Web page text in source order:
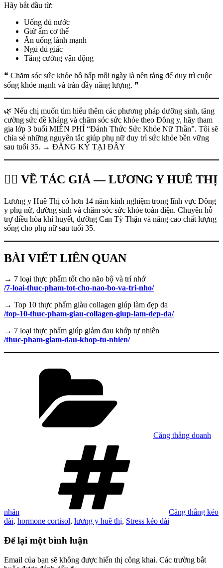
Hãy bắt đầu từ:
Uống đủ nước
Giữ ấm cơ thể
Ăn uống lành mạnh
Ngủ đủ giấc
Tăng cường vận động
❝ Chăm sóc sức khỏe hô hấp mỗi ngày là nền tảng để duy trì cuộc
sống khỏe mạnh và tràn đầy năng lượng. ❞
🌿 Nếu chị muốn tìm hiểu thêm các phương pháp dưỡng sinh, tăng
cường sức đề kháng và chăm sóc sức khỏe theo Đông y, hãy tham
gia lớp 3 buổi MIỄN PHÍ “Đánh Thức Sức Khỏe Nữ Thần”. Tôi sẽ
chia sẻ những nguyên tắc giúp phụ nữ duy trì sức khỏe bền vững
sau tuổi 35. → ĐĂNG KÝ TẠI ĐÂY
👩‍⚕️ VỀ TÁC GIẢ — LƯƠNG Y HUÊ THỊ
Lương y Huê Thị có hơn 14 năm kinh nghiệm trong lĩnh vực Đông
y phụ nữ, dưỡng sinh và chăm sóc sức khỏe toàn diện. Chuyên hỗ
trợ điều hòa khí huyết, dưỡng Can Tỳ Thận và nâng cao chất lượng
sống cho phụ nữ sau tuổi 35.
BÀI VIẾT LIÊN QUAN
→ 7 loại thực phẩm tốt cho não bộ và trí nhớ
/7-loai-thuc-pham-tot-cho-nao-bo-va-tri-nho/
→ Top 10 thực phẩm giàu collagen giúp làm đẹp da
/top-10-thuc-pham-giau-collagen-giup-lam-dep-da/
→ 7 loại thực phẩm giúp giảm đau khớp tự nhiên
/thuc-pham-giam-dau-khop-tu-nhien/
Căng thẳng doanh
nhân
Căng thẳng kéo
dài, hormone cortisol, lương y huê thị, Stress kéo dài
Để lại một bình luận
Email của bạn sẽ không được hiển thị công khai. Các trường bắt